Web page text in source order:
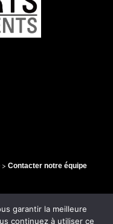
Contacter notre équipe
Tous droits réservés
garantir la meilleure
continuez à utiliser ce